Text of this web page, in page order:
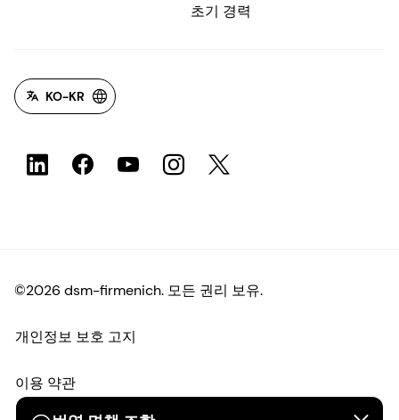
초기 경력
KO-KR
©2026 dsm-firmenich. 모든 권리 보유.
개인정보 보호 고지
이용 약관